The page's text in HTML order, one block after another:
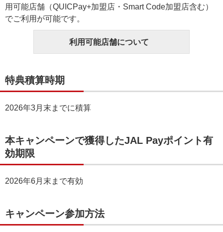
用可能店舗（QUICPay+加盟店・Smart Code加盟店含む）
でご利用が可能です。
利用可能店舗について
特典積算時期
2026年3月末までに積算
本キャンペーンで獲得したJAL Payポイント有
効期限
2026年6月末まで有効
キャンペーン参加方法